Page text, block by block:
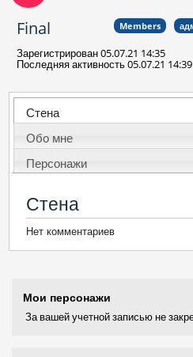
Мои персонажи
За вашей учетной записью не
Final Members
Зарегистрирован 05.07.21 14:35
Последняя активность 05.07.21 14:39
Стена
Обо мне
Персонажи
Стена
Нет комментариев